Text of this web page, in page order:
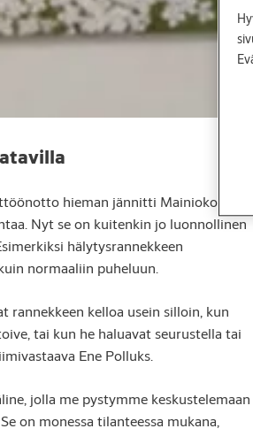
hieman jännitti Mainiokoti
Nyt se on kuitenkin jo luonnollinen
hälytysrannekkeen
normaaliin puheluun.
rannekkeen kelloa usein silloin, kun
tai kun he haluavat seurustella tai
Ene Polluks.
jolla me pystymme keskustelemaan
on monessa tilanteessa mukana,